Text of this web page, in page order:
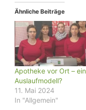
Ähnliche Beiträge
Apotheke vor Ort – ein
Auslaufmodell?
11. Mai 2024
In "Allgemein"